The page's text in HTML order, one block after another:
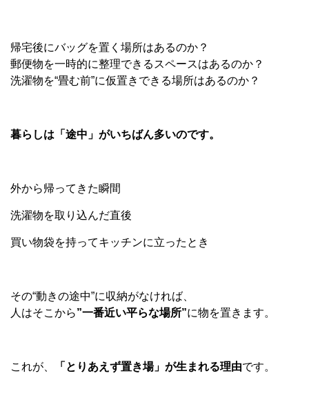
帰宅後にバッグを置く場所はあるのか？
郵便物を一時的に整理できるスペースはあるのか？
洗濯物を“畳む前”に仮置きできる場所はあるのか？
暮らしは「途中」がいちばん多いのです。
外から帰ってきた瞬間
洗濯物を取り込んだ直後
買い物袋を持ってキッチンに立ったとき
その“動きの途中”に収納がなければ、
人はそこから”一番近い平らな場所”に物を置きます。
これが、 「とりあえず置き場」が生まれる理由です。